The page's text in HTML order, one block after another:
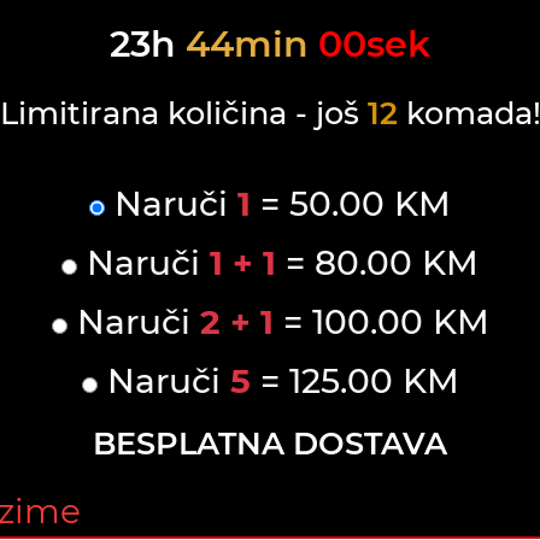
23h 44min 00sek
Limitirana količina - još 12komada!
Naruči 1 = 50.00 KM
Naruči 1 + 1 = 80.00 KM
Naruči 2 + 1 = 100.00 KM
Naruči 5 = 125.00 KM
BESPLATNA DOSTAVA